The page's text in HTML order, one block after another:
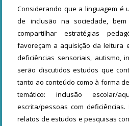
Considerando que a linguagem é
de inclusão na sociedade,
compartilhar estratégias
favoreçam a aquisição da leitura
deficiências sensoriais, autismo,
serão discutidos estudos que
tanto ao conteúdo como à forma
temático: inclusão escolar/
escrita/pessoas com
relatos de estudos e pesquisas